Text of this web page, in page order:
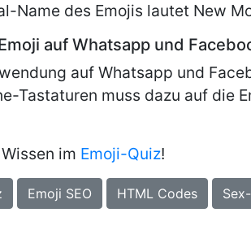
Name des Emojis lautet New
auf Whatsapp und
auf Whatsapp und
Tastaturen muss dazu auf die
im Emoji-Quiz!
Emoji SEO HTML Codes